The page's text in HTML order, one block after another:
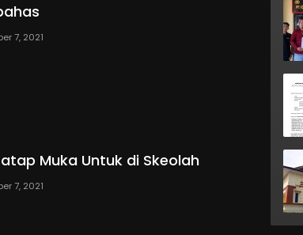
7, 2021
Muka Untuk di Skeolah
7, 2021